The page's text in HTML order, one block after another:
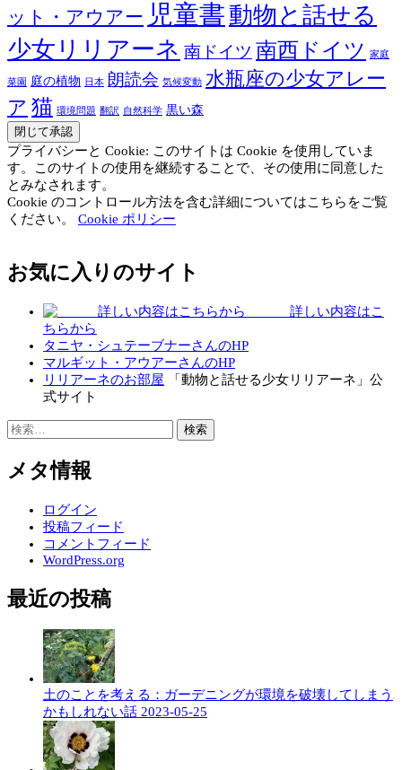
ット・アウアー 児童書 動物と話せる
少女リリアーネ 南ドイツ 南西ドイツ 家庭
菜園 庭の植物 日本 朗読会 気候変動 水瓶座の少女アレー
ア 猫 環境問題 翻訳 自然科学 黒い森
プライバシーと Cookie: このサイトは Cookie を使用していま
す。このサイトの使用を継続することで、その使用に同意した
とみなされます。
Cookie のコントロール方法を含む詳細についてはこちらをご覧
ください。 Cookie ポリシー
お気に入りのサイト
詳しい内容はこ
ちらから
タニヤ・シュテーブナーさんのHP
マルギット・アウアーさんのHP
リリアーネのお部屋 「動物と話せる少女リリアーネ」公
式サイト
検
索:
メタ情報
ログイン
投稿フィード
コメントフィード
WordPress.org
最近の投稿
土のことを考える：ガーデニングが環境を破壊してしまう
かもしれない話 2023-05-25